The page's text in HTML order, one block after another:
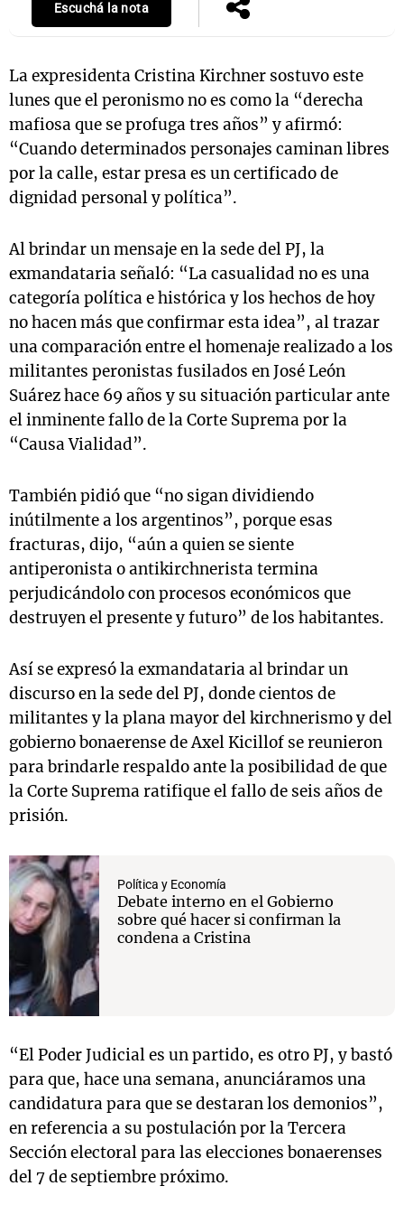
Escuchá la nota
La expresidenta Cristina Kirchner sostuvo este
lunes que el peronismo no es como la “derecha
mafiosa que se profuga tres años” y afirmó:
“Cuando determinados personajes caminan libres
por la calle, estar presa es un certificado de
dignidad personal y política”.
Al brindar un mensaje en la sede del PJ, la
exmandataria señaló: “La casualidad no es una
categoría política e histórica y los hechos de hoy
no hacen más que confirmar esta idea”, al trazar
una comparación entre el homenaje realizado a los
militantes peronistas fusilados en José León
Suárez hace 69 años y su situación particular ante
el inminente fallo de la Corte Suprema por la
“Causa Vialidad”.
También pidió que “no sigan dividiendo
inútilmente a los argentinos”, porque esas
fracturas, dijo, “aún a quien se siente
antiperonista o antikirchnerista termina
perjudicándolo con procesos económicos que
destruyen el presente y futuro” de los habitantes.
Así se expresó la exmandataria al brindar un
discurso en la sede del PJ, donde cientos de
militantes y la plana mayor del kirchnerismo y del
gobierno bonaerense de Axel Kicillof se reunieron
para brindarle respaldo ante la posibilidad de que
la Corte Suprema ratifique el fallo de seis años de
prisión.
Política y Economía
Debate interno en el Gobierno
sobre qué hacer si confirman la
condena a Cristina
“El Poder Judicial es un partido, es otro PJ, y bastó
para que, hace una semana, anunciáramos una
candidatura para que se destaran los demonios”,
en referencia a su postulación por la Tercera
Sección electoral para las elecciones bonaerenses
del 7 de septiembre próximo.